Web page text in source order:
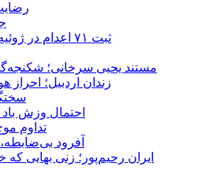
ثبت ۷۱ اعدام در ژوئیه؛ شمار اعدام‌ها در سال ۲۰۲۶ به دست‌کم ۴۴۴ نفر رسید
مستند یحیی سرخانی؛
زندان اردبیل؛ احراز هویت ۵۴ شهروند بازداشت‌شده در اعتراضات
احتمال وزش
تداوم موج
آفرود
ایران رحیم‌پور؛ زنی بهایی